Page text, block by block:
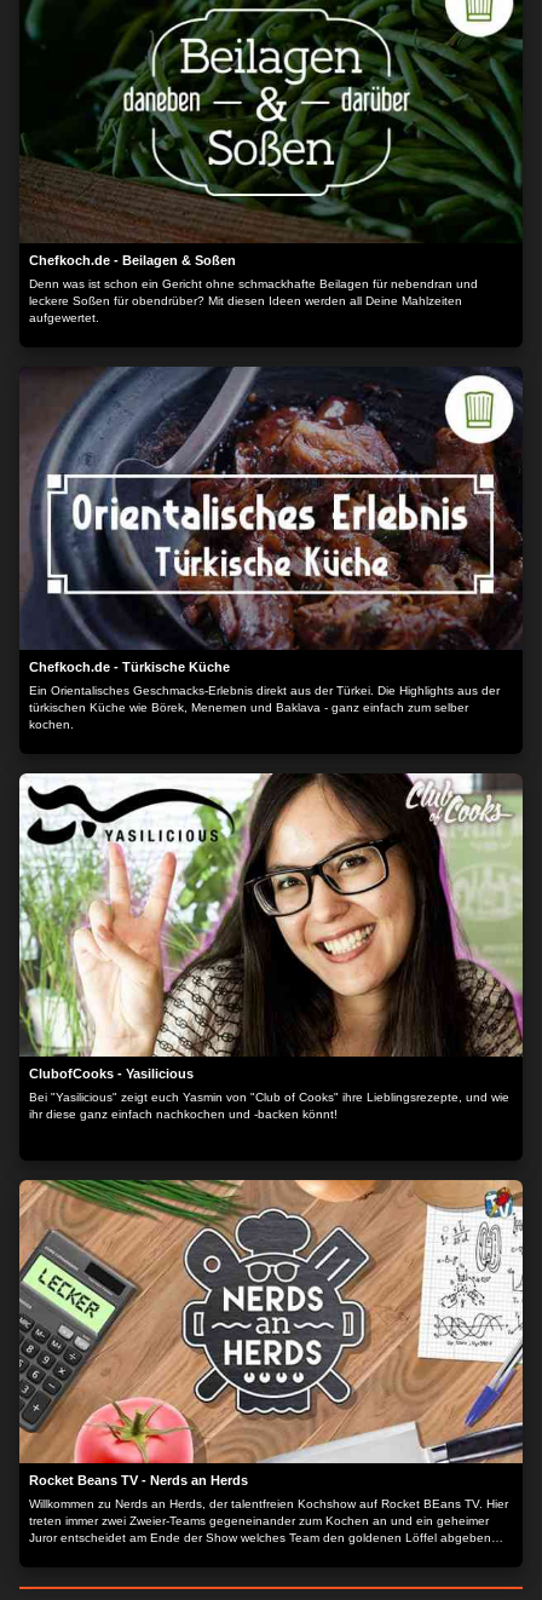
Chefkoch.de - Beilagen & Soßen
Denn was ist schon ein Gericht ohne schmackhafte Beilagen für nebendran und
leckere Soßen für obendrüber? Mit diesen Ideen werden all Deine Mahlzeiten
aufgewertet.
Chefkoch.de - Türkische Küche
Ein Orientalisches Geschmacks-Erlebnis direkt aus der Türkei. Die Highlights aus der
türkischen Küche wie Börek, Menemen und Baklava - ganz einfach zum selber
kochen.
ClubofCooks - Yasilicious
Bei "Yasilicious" zeigt euch Yasmin von "Club of Cooks" ihre Lieblingsrezepte, und wie
ihr diese ganz einfach nachkochen und -backen könnt!
Rocket Beans TV - Nerds an Herds
Willkommen zu Nerds an Herds, der talentfreien Kochshow auf Rocket BEans TV. Hier
treten immer zwei Zweier-Teams gegeneinander zum Kochen an und ein geheimer
Juror entscheidet am Ende der Show welches Team den goldenen Löffel abgeben